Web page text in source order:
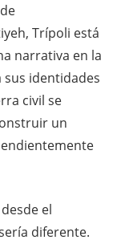
Trípoli está
narrativa en la
sus identidades
civil se
un
el
diferente.